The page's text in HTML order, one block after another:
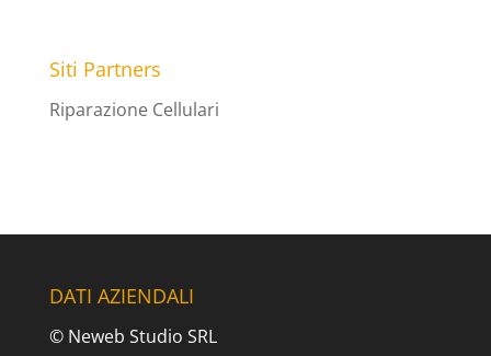
Siti Partners
Riparazione Cellulari
DATI AZIENDALI
© Neweb Studio SRL